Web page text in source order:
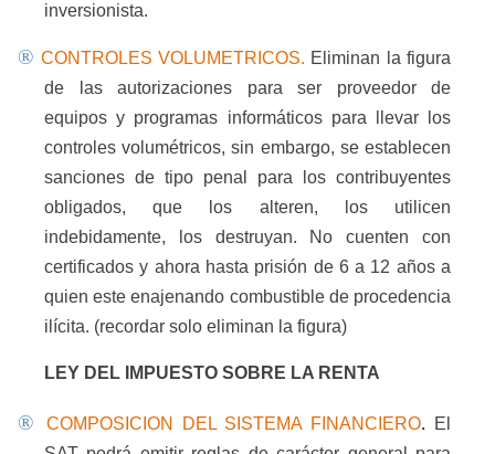
inversionista.
® CONTROLES VOLUMETRICOS. Eliminan la figura
de las autorizaciones para ser proveedor de
equipos y programas informáticos para llevar los
controles volumétricos, sin embargo, se establecen
sanciones de tipo penal para los contribuyentes
obligados, que los alteren, los utilicen
indebidamente, los destruyan. No cuenten con
certificados y ahora hasta prisión de 6 a 12 años a
quien este enajenando combustible de procedencia
ilícita. (recordar solo eliminan la figura)
LEY DEL IMPUESTO SOBRE LA RENTA
® COMPOSICION DEL SISTEMA FINANCIERO.
El